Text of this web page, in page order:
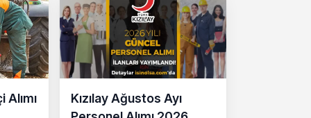
Kızılay Ağustos Ayı